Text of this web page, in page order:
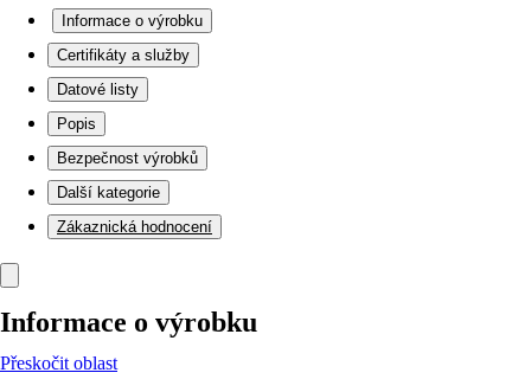
Informace o výrobku
Certifikáty a služby
Datové listy
Popis
Bezpečnost výrobků
Další kategorie
Zákaznická hodnocení
Informace o výrobku
Přeskočit oblast